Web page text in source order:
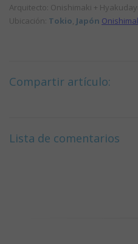
Arquitecto: Onishimaki +
Ubicación: Tokio, Japón
Compartir artículo:
Lista de comentarios